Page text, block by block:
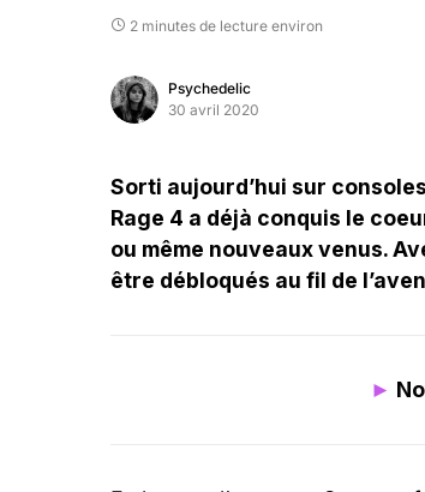
2 minutes de lecture environ
Psychedelic
30 avril 2020
Sorti aujourd’hui sur
Rage 4 a déjà conquis le
ou même nouveaux venus.
être débloqués au fil de
►